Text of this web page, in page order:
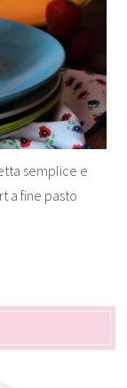
semplice e
a fine pasto